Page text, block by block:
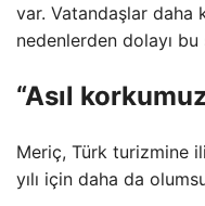
var. Vatandaşlar daha
nedenlerden dolayı bu
“Asıl
Meriç, Türk turizmine
yılı için daha da